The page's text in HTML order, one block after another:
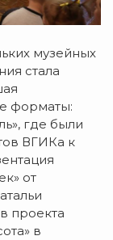
музейных
стала
форматы:
где были
ВГИКа к
от
проекта
в